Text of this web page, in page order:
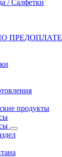
/ Салфетки
ПО ПРЕДОПЛАТЕ
продукты